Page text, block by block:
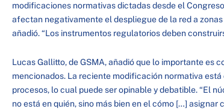
modificaciones normativas dictadas desde el
afectan negativamente el despliegue de la red a
añadió. “Los instrumentos regulatorios deben
Lucas Gallitto, de GSMA, añadió que lo importante es
mencionados. La reciente modificación normativa
procesos, lo cual puede ser opinable y debatible. “El
no está en quién, sino más bien en el cómo […]